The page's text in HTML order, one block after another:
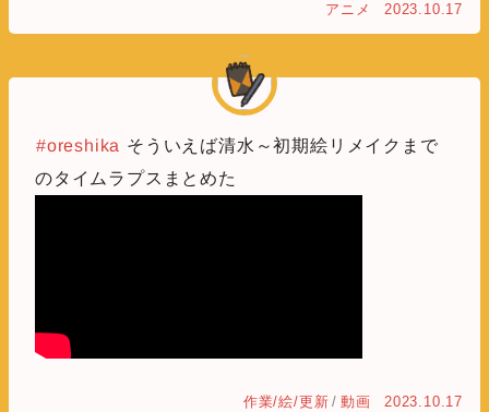
アニメ 2023.10.17
#oreshika そういえば清水～初期絵リメイクまで
のタイムラプスまとめた
作業/絵/更新 / 動画 2023.10.17